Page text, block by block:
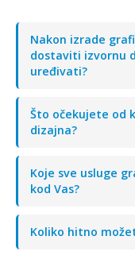
Nakon izrade
dostaviti izvornu
uređivati?
Što očekujete od
dizajna?
Koje sve usluge
kod Vas?
Koliko hitno